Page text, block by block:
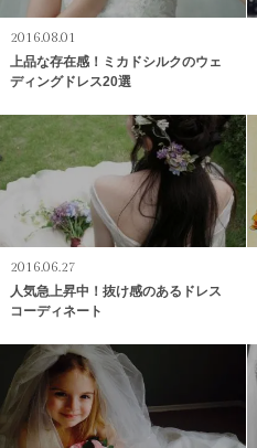
2016.08.01
上品な存在感！ミカドシルクのウェ
ディングドレス20選
2016.06.27
人気急上昇中！抜け感のあるドレス
コーディネート